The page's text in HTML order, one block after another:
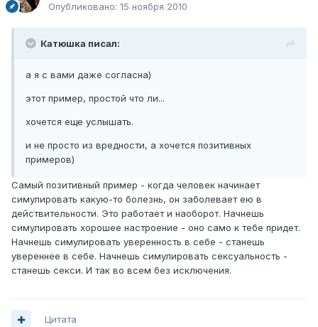
Опубликовано: 15 ноября 2010
Катюшка писал:
а я с вами даже согласна)
этот пример, простой что ли...
хочется еще услышать.
и не просто из вредности, а хочется позитивных
примеров)
Самый позитивный пример - когда человек начинает
симулировать какую-то болезнь, он заболевает ею в
действительности. Это работает и наоборот. Начнешь
симулировать хорошее настроение - оно само к тебе придет.
Начнешь симулировать уверенность в себе - станешь
увереннее в себе. Начнешь симулировать сексуальность -
станешь секси. И так во всем без исключения.
Цитата